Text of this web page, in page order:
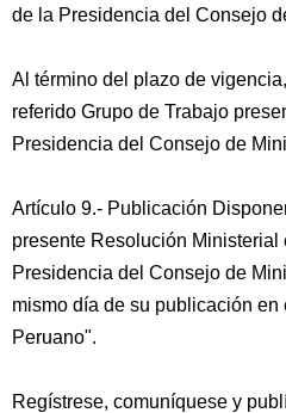
de la Presidencia del Consejo
Al término del plazo de
referido Grupo de Trabajo
Presidencia del Consejo de
Artículo 9.- Publicación
presente Resolución Ministerial
Presidencia del Consejo de
mismo día de su publicación en
Peruano".
Regístrese, comuníquese y